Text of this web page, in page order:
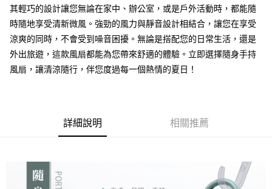
【關於「AFTEE先享後付」】
AFTEE先享後付是「在收到商品之後才付款」的支付方式。 讓您購物簡單
便利好安心！
１．簡單：不需註冊會員、不需綁卡、不需儲值。
２．便利：只要手機號碼，簡訊認證，即可結帳。
２．訂單成立數日內，您將收到繳費通知簡訊。
３．收到繳費通知簡訊後14天內，點擊此簡訊中的連結，可透過四大超商／
ATM／網路銀行／等多元方式進行付款，方視為交易完成。
購買商品的店家。未經商家同意取消之訂單仍視為有效，需透過AFTEE先享
後付繳納相關費用。
※ 交易是否成功請以「AFTEE先享後付 」之結帳頁面顯示為準，若有關於
全家取貨付款
每筆NT$60，滿NT$599(含以上)免運費
每筆NT$60，滿NT$599(含以上)免運費
付款後7-11取貨
其輕巧的設計讓您無論在家中、辦公室，或是戶外活動時，都能隨
時隨地享受清新微風。強勁的風力與靜音設計相結合，讓您在享受
涼爽的同時，不會受到噪音困擾。無論是搭配您的日常生活，還是
外出旅遊，這款風扇都能為您帶來舒適的體驗。立即選擇隨身手持
風扇，讓清涼隨行，伴您度過每一個熱情的夏日！
詳細說明 相關推薦